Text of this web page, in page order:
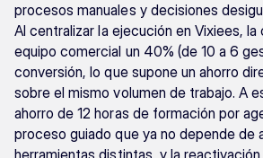
procesos manuales y decisiones
Al centralizar la ejecución en Vixiees, la
equipo comercial un 40% (de 10 a 6
conversión, lo que supone un ahorro
sobre el mismo volumen de trabajo. A
ahorro de 12 horas de formación por
proceso guiado que ya no depende de
herramientas distintas, y la